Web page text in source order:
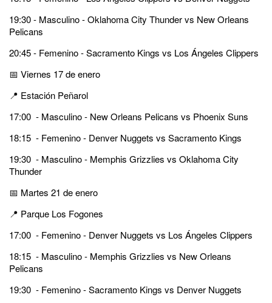
19:30 - Masculino - Oklahoma City Thunder vs New Orleans
Pelicans
20:45 - Femenino - Sacramento Kings vs Los Ángeles Clippers
📅 Viernes 17 de enero
📍 Estación Peñarol
17:00 - Masculino - New Orleans Pelicans vs Phoenix Suns
18:15 - Femenino - Denver Nuggets vs Sacramento Kings
19:30 - Masculino - Memphis Grizzlies vs Oklahoma City
Thunder
📅 Martes 21 de enero
📍 Parque Los Fogones
17:00 - Femenino - Denver Nuggets vs Los Ángeles Clippers
18:15 - Masculino - Memphis Grizzlies vs New Orleans
Pelicans
19:30 - Femenino - Sacramento Kings vs Denver Nuggets